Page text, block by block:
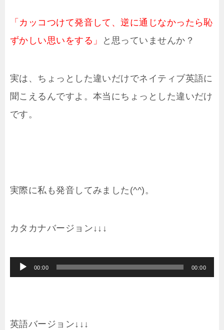
「カッコつけて発音して、逆に通じなかったら恥
ずかしい思いをする」
と思っていませんか？
実は、ちょっとした違いだけでネイティブ英語に
聞こえるんですよ。本当にちょっとした違いだけ
です。
実際に私も発音してみました(^^)。
カタカナバージョン↓↓↓
レ
00:00 00:00
英語バージョン↓↓↓